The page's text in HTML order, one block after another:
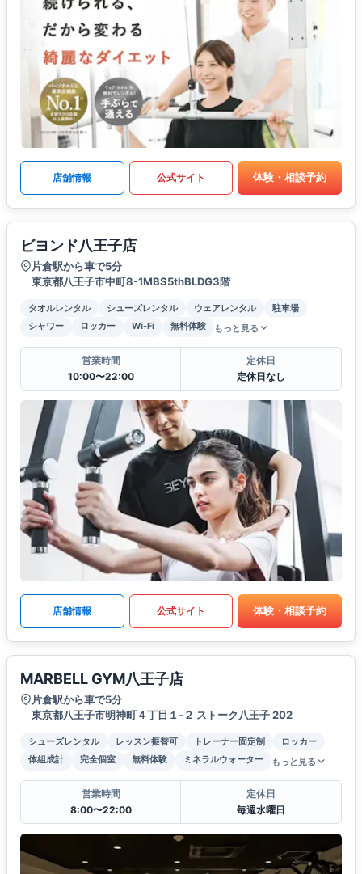
店舗情報 公式サイト 体験・相談予約
ビヨンド八王子店
片倉駅から車で5分
東京都八王子市中町8-1MBS5thBLDG3階
タオルレンタル シューズレンタル ウェアレンタル
駐車場
シャワー
ロッカー Wi-Fi 無料体験 もっと見る
営業時間
10:00〜22:00
定休日
定休日なし
店舗情報 公式サイト 体験・相談予約
MARBELL GYM八王子店
片倉駅から車で5分
東京都八王子市明神町４丁目１-２ ストーク八王子 202
シューズレンタル レッスン振替可 トレーナー固定制
ロッカー
体組成計
完全個室 無料体験 ミネラルウォーター もっと見る
営業時間
8:00〜22:00
定休日
毎週水曜日